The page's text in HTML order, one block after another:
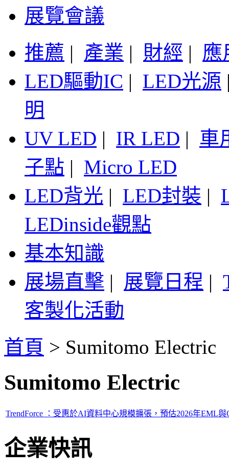
展覽會議
推薦 | 產業 | 財經 | 應
LED驅動IC | LED光源
明
UV LED | IR LED | 車
子點 | Micro LED
LED背光 | LED封裝 |
LEDinside觀點
基本知識
展場直擊 | 展覽日程 |
客製化活動
首頁 > Sumitomo Electric
Sumitomo Electric
TrendForce ：受惠於AI資料中心規模擴張，預估2026年EML
企業快訊